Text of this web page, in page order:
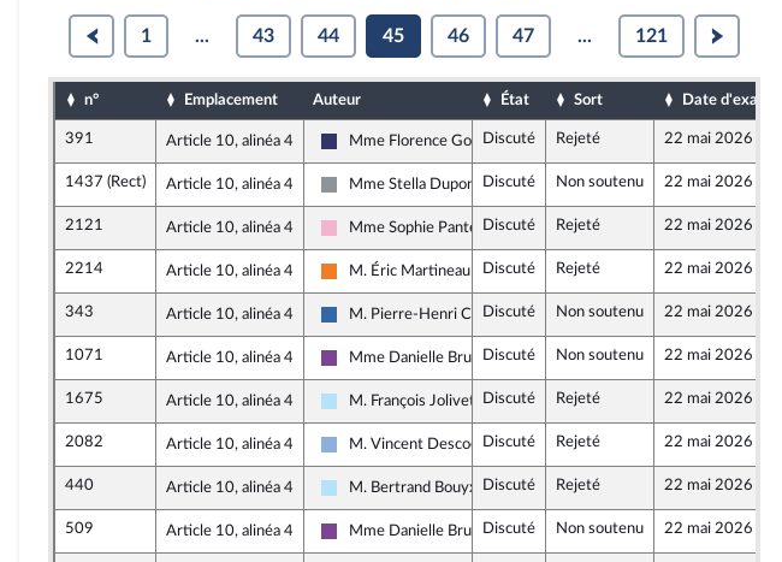
1 ... 43 44 45 46 47 ... 121
n° Emplacement Auteur État Sort Date d'examen
391 Article 10, alinéa 4
Rassemblement National
Mme Florence GouletDiscuté Rejeté 22 mai 2026
1437 (Rect) Article 10, alinéa 4
Non inscrit
Mme Stella Dupont Discuté Non soutenu 22 mai 2026
2121 Article 10, alinéa 4
Socialistes et apparentés
Mme Sophie Pantel Discuté Rejeté 22 mai 2026
2214 Article 10, alinéa 4
Les Démocrates
M. Éric Martineau Discuté Rejeté 22 mai 2026
343 Article 10, alinéa 4
Union des droites pour la République
M. Pierre-Henri Carbonnel
Discuté Non soutenu 22 mai 2026
1071 Article 10, alinéa 4
Ensemble pour la République
Mme Danielle BruleboisDiscuté Non soutenu 22 mai 2026
1675 Article 10, alinéa 4
Horizons & Indépendants
M. François Jolivet Discuté Rejeté 22 mai 2026
2082 Article 10, alinéa 4
Droite Républicaine
M. Vincent DescoeurDiscuté Rejeté 22 mai 2026
440 Article 10, alinéa 4
Horizons & Indépendants
M. Bertrand Bouyx Discuté Rejeté 22 mai 2026
509 Article 10, alinéa 4
Ensemble pour la République
Mme Danielle BruleboisDiscuté Non soutenu 22 mai 2026